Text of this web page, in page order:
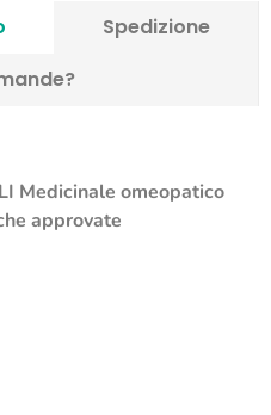
Spedizione
Medicinale omeopatico
approvate